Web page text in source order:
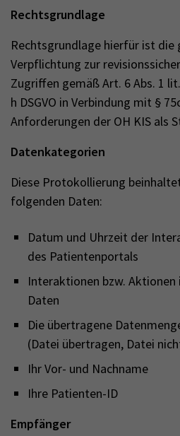
Rechtsgrundlage
Rechtsgrundlage hierfür ist die
Verpflichtung zur
Zugriffen gemäß Art. 6 Abs. 1
h DSGVO in Verbindung mit §
Anforderungen der OH KIS als
Datenkategorien
Diese Protokollierung
folgenden Daten:
Datum und Uhrzeit der
des Patientenportals
Interaktionen bzw.
Daten
Die übertragene
(Datei übertragen, Datei
Ihr Vor- und Nachname
Ihre Patienten-ID
Empfänger